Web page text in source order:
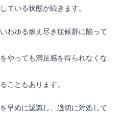
ている状態が続きます。
わゆる燃え尽き症候群に陥って
やっても満足感を得られなくな
こともあります。
早めに認識し、適切に対処して